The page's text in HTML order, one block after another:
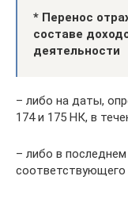
* Перенос
составе
деятельности
– либо на даты,
174 и 175 НК, в
– либо в
соответствующего